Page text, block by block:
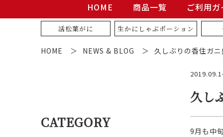
HOME 商品一覧 ご利用
活松葉がに 生かにしゃぶポーション
HOME NEWS & BLOG 久しぶりの香住ガ
久し
9月も中
CATEGORY